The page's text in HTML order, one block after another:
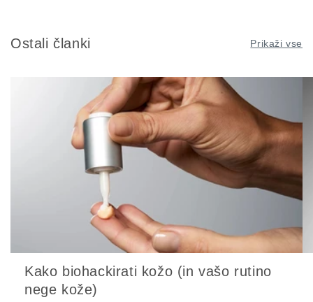
Ostali članki Prikaži vse
Kako biohackirati kožo (in vašo rutino
nege kože)